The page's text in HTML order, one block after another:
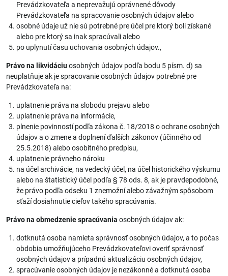
Prevádzkovateľa a neprevažujú oprávnené dôvody
Prevádzkovateľa na spracovanie osobných údajov alebo
osobné údaje už nie sú potrebné pre účel pre ktorý boli získané
alebo pre ktorý sa inak spracúvali alebo
po uplynutí času uchovania osobných údajov.,
Právo na likvidáciuosobných údajov podľa bodu 5 písm. d) sa
neuplatňuje ak je spracovanie osobných údajov potrebné pre
Prevádzkovateľa na:
uplatnenie práva na slobodu prejavu alebo
uplatnenie práva na informácie,
plnenie povinností podľa zákona č. 18/2018 o ochrane osobných
údajov a o zmene a doplnení ďalších zákonov (účinného od
25.5.2018) alebo osobitného predpisu,
uplatnenie právneho nároku
na účel archivácie, na vedecký účel, na účel historického výskumu
alebo na štatistický účel podľa § 78 ods. 8, ak je pravdepodobné,
že právo podľa odseku 1 znemožní alebo závažným spôsobom
sťaží dosiahnutie cieľov takého spracúvania.
Právo na obmedzenie spracúvania osobných údajov ak:
dotknutá osoba namieta správnosť osobných údajov, a to počas
obdobia umožňujúceho Prevádzkovateľovi overiť správnosť
osobných údajov a prípadnú aktualizáciu osobných údajov,
spracúvanie osobných údajov je nezákonné a dotknutá osoba